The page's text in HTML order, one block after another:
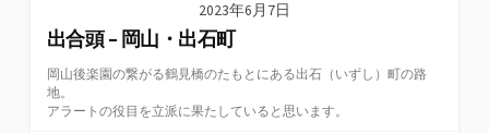
2023年6月7日
出合頭 – 岡山・出石町
岡山後楽園の繋がる鶴見橋のたもとにある出石（いずし）町の路
地。
アラートの役目を立派に果たしていると思います。